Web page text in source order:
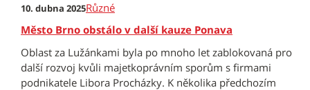
10. dubna 2025Různé
Město Brno obstálo v další kauze Ponava
Oblast za Lužánkami byla po mnoho let zablokovaná pro
další rozvoj kvůli majetkoprávním sporům s firmami
podnikatele Libora Procházky. K několika předchozím